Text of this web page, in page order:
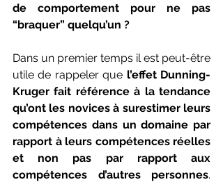
de comportement pour ne pas
“braquer” quelqu’un ?
Dans un premier temps il est peut-être
utile de rappeler que l’effet Dunning-
Kruger fait référence à la tendance
qu’ont les novices à surestimer leurs
compétences dans un domaine par
rapport à leurs compétences réelles
et non pas par rapport aux
compétences d’autres personnes.